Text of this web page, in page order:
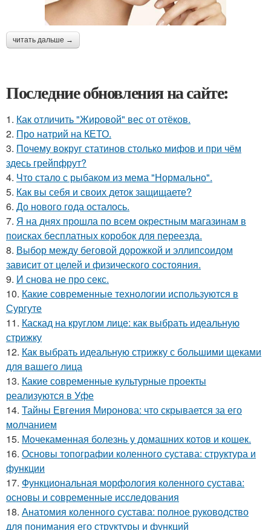
читать дальше →
Последние обновления на сайте:
1. Как отличить "Жировой" вес от отёков.
2. Про натрий на КЕТО.
3. Почему вокруг статинов столько мифов и при чём
здесь грейпфрут?
4. Что стало с рыбаком из мема "Нормально".
5. Как вы себя и своих деток защищаете?
6. До нового года осталось.
7. Я на днях прошла по всем окрестным магазинам в
поисках бесплатных коробок для переезда.
8. Выбор между беговой дорожкой и эллипсоидом
зависит от целей и физического состояния.
9. И снова не про секс.
10. Какие современные технологии используются в
Сургуте
11. Каскад на круглом лице: как выбрать идеальную
стрижку
12. Как выбрать идеальную стрижку с большими щеками
для вашего лица
13. Какие современные культурные проекты
реализуются в Уфе
14. Тайны Евгения Миронова: что скрывается за его
молчанием
15. Мочекаменная болезнь у домашних котов и кошек.
16. Основы топографии коленного сустава: структура и
функции
17. Функциональная морфология коленного сустава:
основы и современные исследования
18. Анатомия коленного сустава: полное руководство
для понимания его структуры и функций